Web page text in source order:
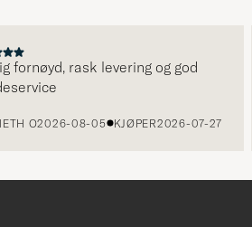
rask levering og god
O2026-08-05 KJØPER2026-07-27